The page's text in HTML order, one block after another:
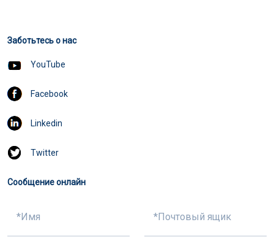
Заботьтесь о нас
YouTube
Facebook
Linkedin
Twitter
Сообщение онлайн